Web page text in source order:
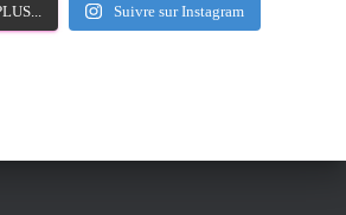
Suivre sur Instagram